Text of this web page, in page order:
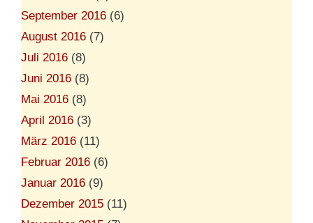
September 2016 (6)
August 2016 (7)
Juli 2016 (8)
Juni 2016 (8)
Mai 2016 (8)
April 2016 (3)
März 2016 (11)
Februar 2016 (6)
Januar 2016 (9)
Dezember 2015 (11)